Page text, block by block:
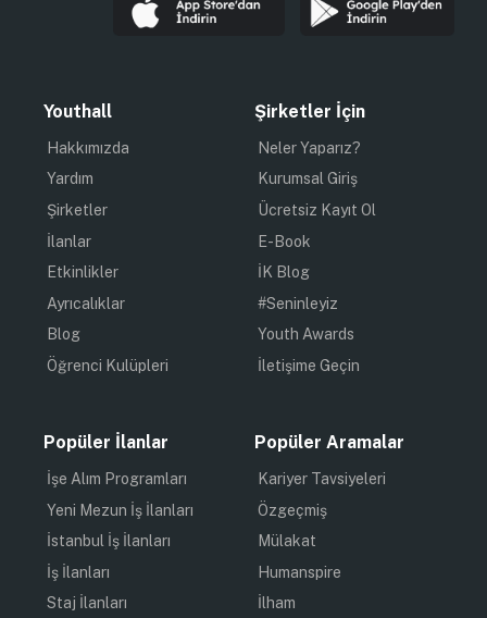
Youthall
Hakkımızda
Yardım
Şirketler
İlanlar
Etkinlikler
Ayrıcalıklar
Blog
Öğrenci Kulüpleri
Şirketler İçin
Neler Yaparız?
Kurumsal Giriş
Ücretsiz Kayıt Ol
E-Book
İK Blog
#Seninleyiz
Youth Awards
İletişime Geçin
Popüler İlanlar
İşe Alım Programları
Yeni Mezun İş İlanları
İstanbul İş İlanları
İş İlanları
Staj İlanları
Popüler Aramalar
Kariyer Tavsiyeleri
Özgeçmiş
Mülakat
Humanspire
İlham